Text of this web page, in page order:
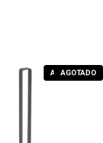
AGOTADO
AGOTADO